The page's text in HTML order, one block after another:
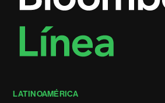
LATINOAMÉRICA